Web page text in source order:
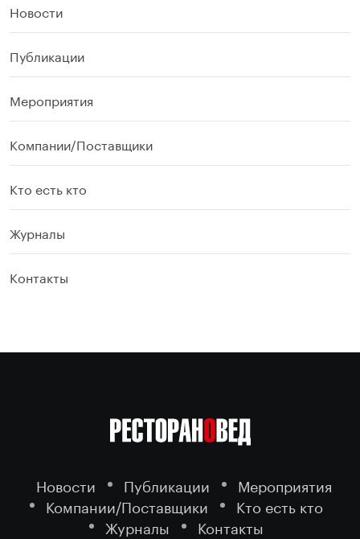
Новости
Публикации
Мероприятия
Компании/Поставщики
Кто есть кто
Журналы
Контакты
Новости Публикации
Мероприятия
Компании/Поставщики
Кто есть кто
Журналы
Контакты